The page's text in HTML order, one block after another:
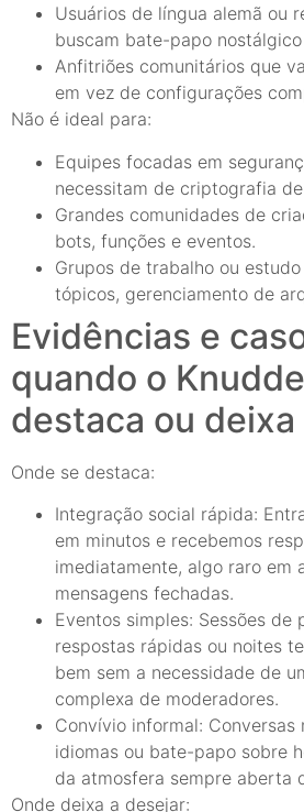
Usuários de língua alemã ou
buscam bate-papo
Anfitriões comunitários que
em vez de configurações
Não é ideal para:
Equipes focadas em
necessitam de criptografia
Grandes comunidades de
bots, funções e eventos.
Grupos de trabalho ou
tópicos, gerenciamento de
Evidências e
quando o
destaca ou
Onde se destaca:
Integração social rápida:
em minutos e recebemos
imediatamente, algo raro em
mensagens fechadas.
Eventos simples: Sessões de
respostas rápidas ou noites
bem sem a necessidade de
complexa de moderadores.
Convívio informal:
idiomas ou bate-papo sobre
da atmosfera sempre aberta
Onde deixa a desejar: